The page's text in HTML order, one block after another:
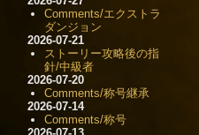
Comments/エクストラ
ダンジョン
2026-07-21
ストーリー攻略後の指
針/中級者
2026-07-20
Comments/称号継承
2026-07-14
Comments/称号